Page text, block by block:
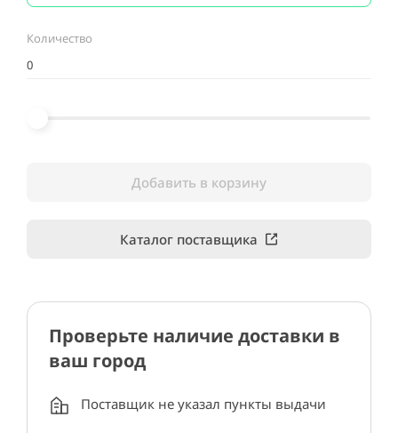
Количество
Добавить в корзину
Каталог поставщика
Проверьте наличие доставки в
ваш город
Поставщик не указал пункты выдачи